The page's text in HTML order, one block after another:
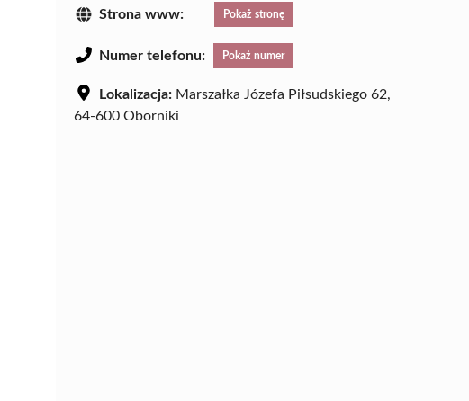
Strona www: Pokaż stronę
Numer telefonu: Pokaż numer
Lokalizacja: Marszałka Józefa Piłsudskiego 62,
64-600 Oborniki